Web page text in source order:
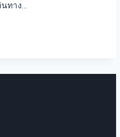
นทาง…